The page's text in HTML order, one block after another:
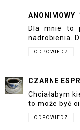
ANONIMOWY
Dla mnie to
nadrobienia.
ODPOWIEDZ
CZARNE
Chciałabym
to może być
ODPOWIEDZ